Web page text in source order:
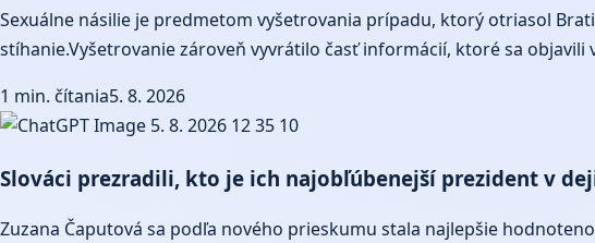
Sexuálne násilie je predmetom vyšetrovania prípadu, ktorý otriasol
stíhanie.Vyšetrovanie zároveň vyvrátilo časť informácií, ktoré sa
1 min. čítania5. 8. 2026
Slováci prezradili, kto je ich najobľúbenejší prezident v
Zuzana Čaputová sa podľa nového prieskumu stala najlepšie